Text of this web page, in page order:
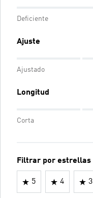
Deficiente
Ajuste
Ajustado
Longitud
Corta
Filtrar por estrellas
5 4 3